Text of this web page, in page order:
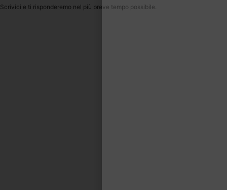
Scrivici e ti risponderemo nel più breve tempo possibile.